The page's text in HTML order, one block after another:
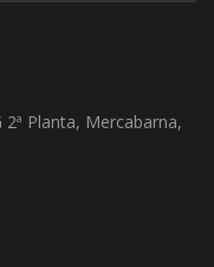
Planta, Mercabarna,